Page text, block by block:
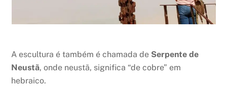
A escultura é também é chamada de Serpente de
Neustã, onde neustã, significa “de cobre” em
hebraico.